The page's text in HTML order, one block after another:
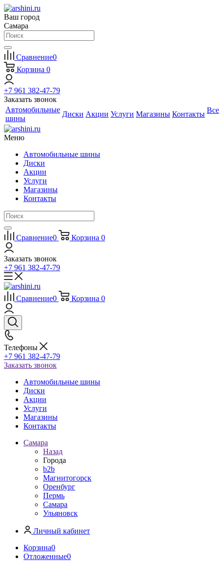
Ваш город
Самара
Сравнение0
Корзина 0
+7 961 382-47-79
Заказать звонок
Автомобильные
шины
Диски Акции Услуги Магазины Контакты Все
Меню
Автомобильные шины
Диски
Акции
Услуги
Магазины
Контакты
Сравнение0 Корзина 0
Заказать звонок
+7 961 382-47-79
Сравнение0 Корзина 0
Телефоны
+7 961 382-47-79
Заказать звонок
Автомобильные шины
Диски
Акции
Услуги
Магазины
Контакты
Самара
Назад
Города
b2b
Магнитогорск
Оренбург
Пермь
Самара
Ульяновск
Личный кабинет
Корзина0
Отложенные0